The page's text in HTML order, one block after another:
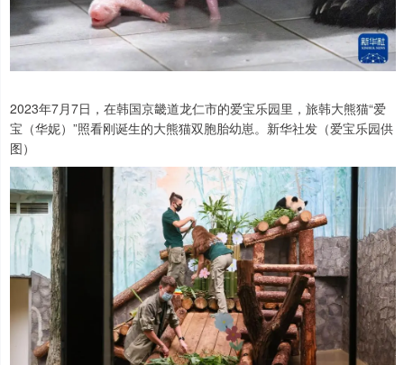
2023年7月7日，在韩国京畿道龙仁市的爱宝乐园里，旅韩大熊猫“爱
宝（华妮）”照看刚诞生的大熊猫双胞胎幼崽。新华社发（爱宝乐园供
图）